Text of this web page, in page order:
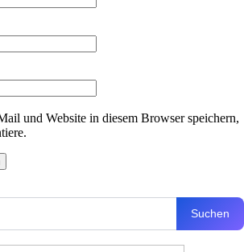
und Website in diesem Browser speichern,
Suchen